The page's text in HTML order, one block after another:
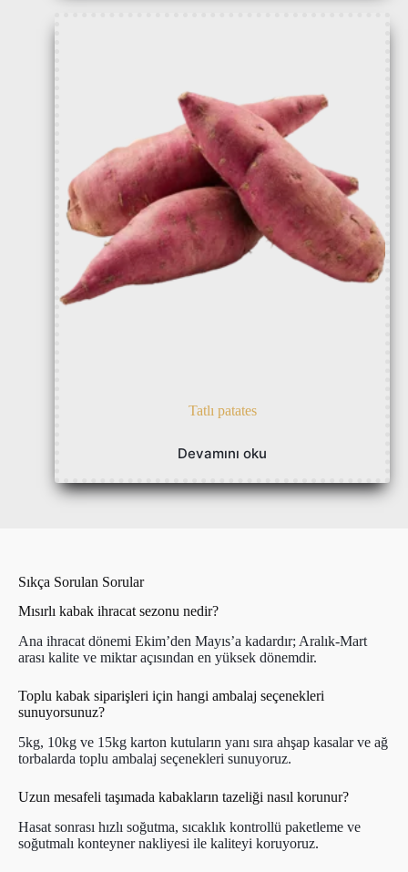
Tatlı patates
Devamını oku
Sıkça Sorulan Sorular
Mısırlı kabak ihracat sezonu nedir?
Ana ihracat dönemi Ekim’den Mayıs’a kadardır; Aralık-Mart
arası kalite ve miktar açısından en yüksek dönemdir.
Toplu kabak siparişleri için hangi ambalaj seçenekleri
sunuyorsunuz?
5kg, 10kg ve 15kg karton kutuların yanı sıra ahşap kasalar ve ağ
torbalarda toplu ambalaj seçenekleri sunuyoruz.
Uzun mesafeli taşımada kabakların tazeliği nasıl korunur?
Hasat sonrası hızlı soğutma, sıcaklık kontrollü paketleme ve
soğutmalı konteyner nakliyesi ile kaliteyi koruyoruz.